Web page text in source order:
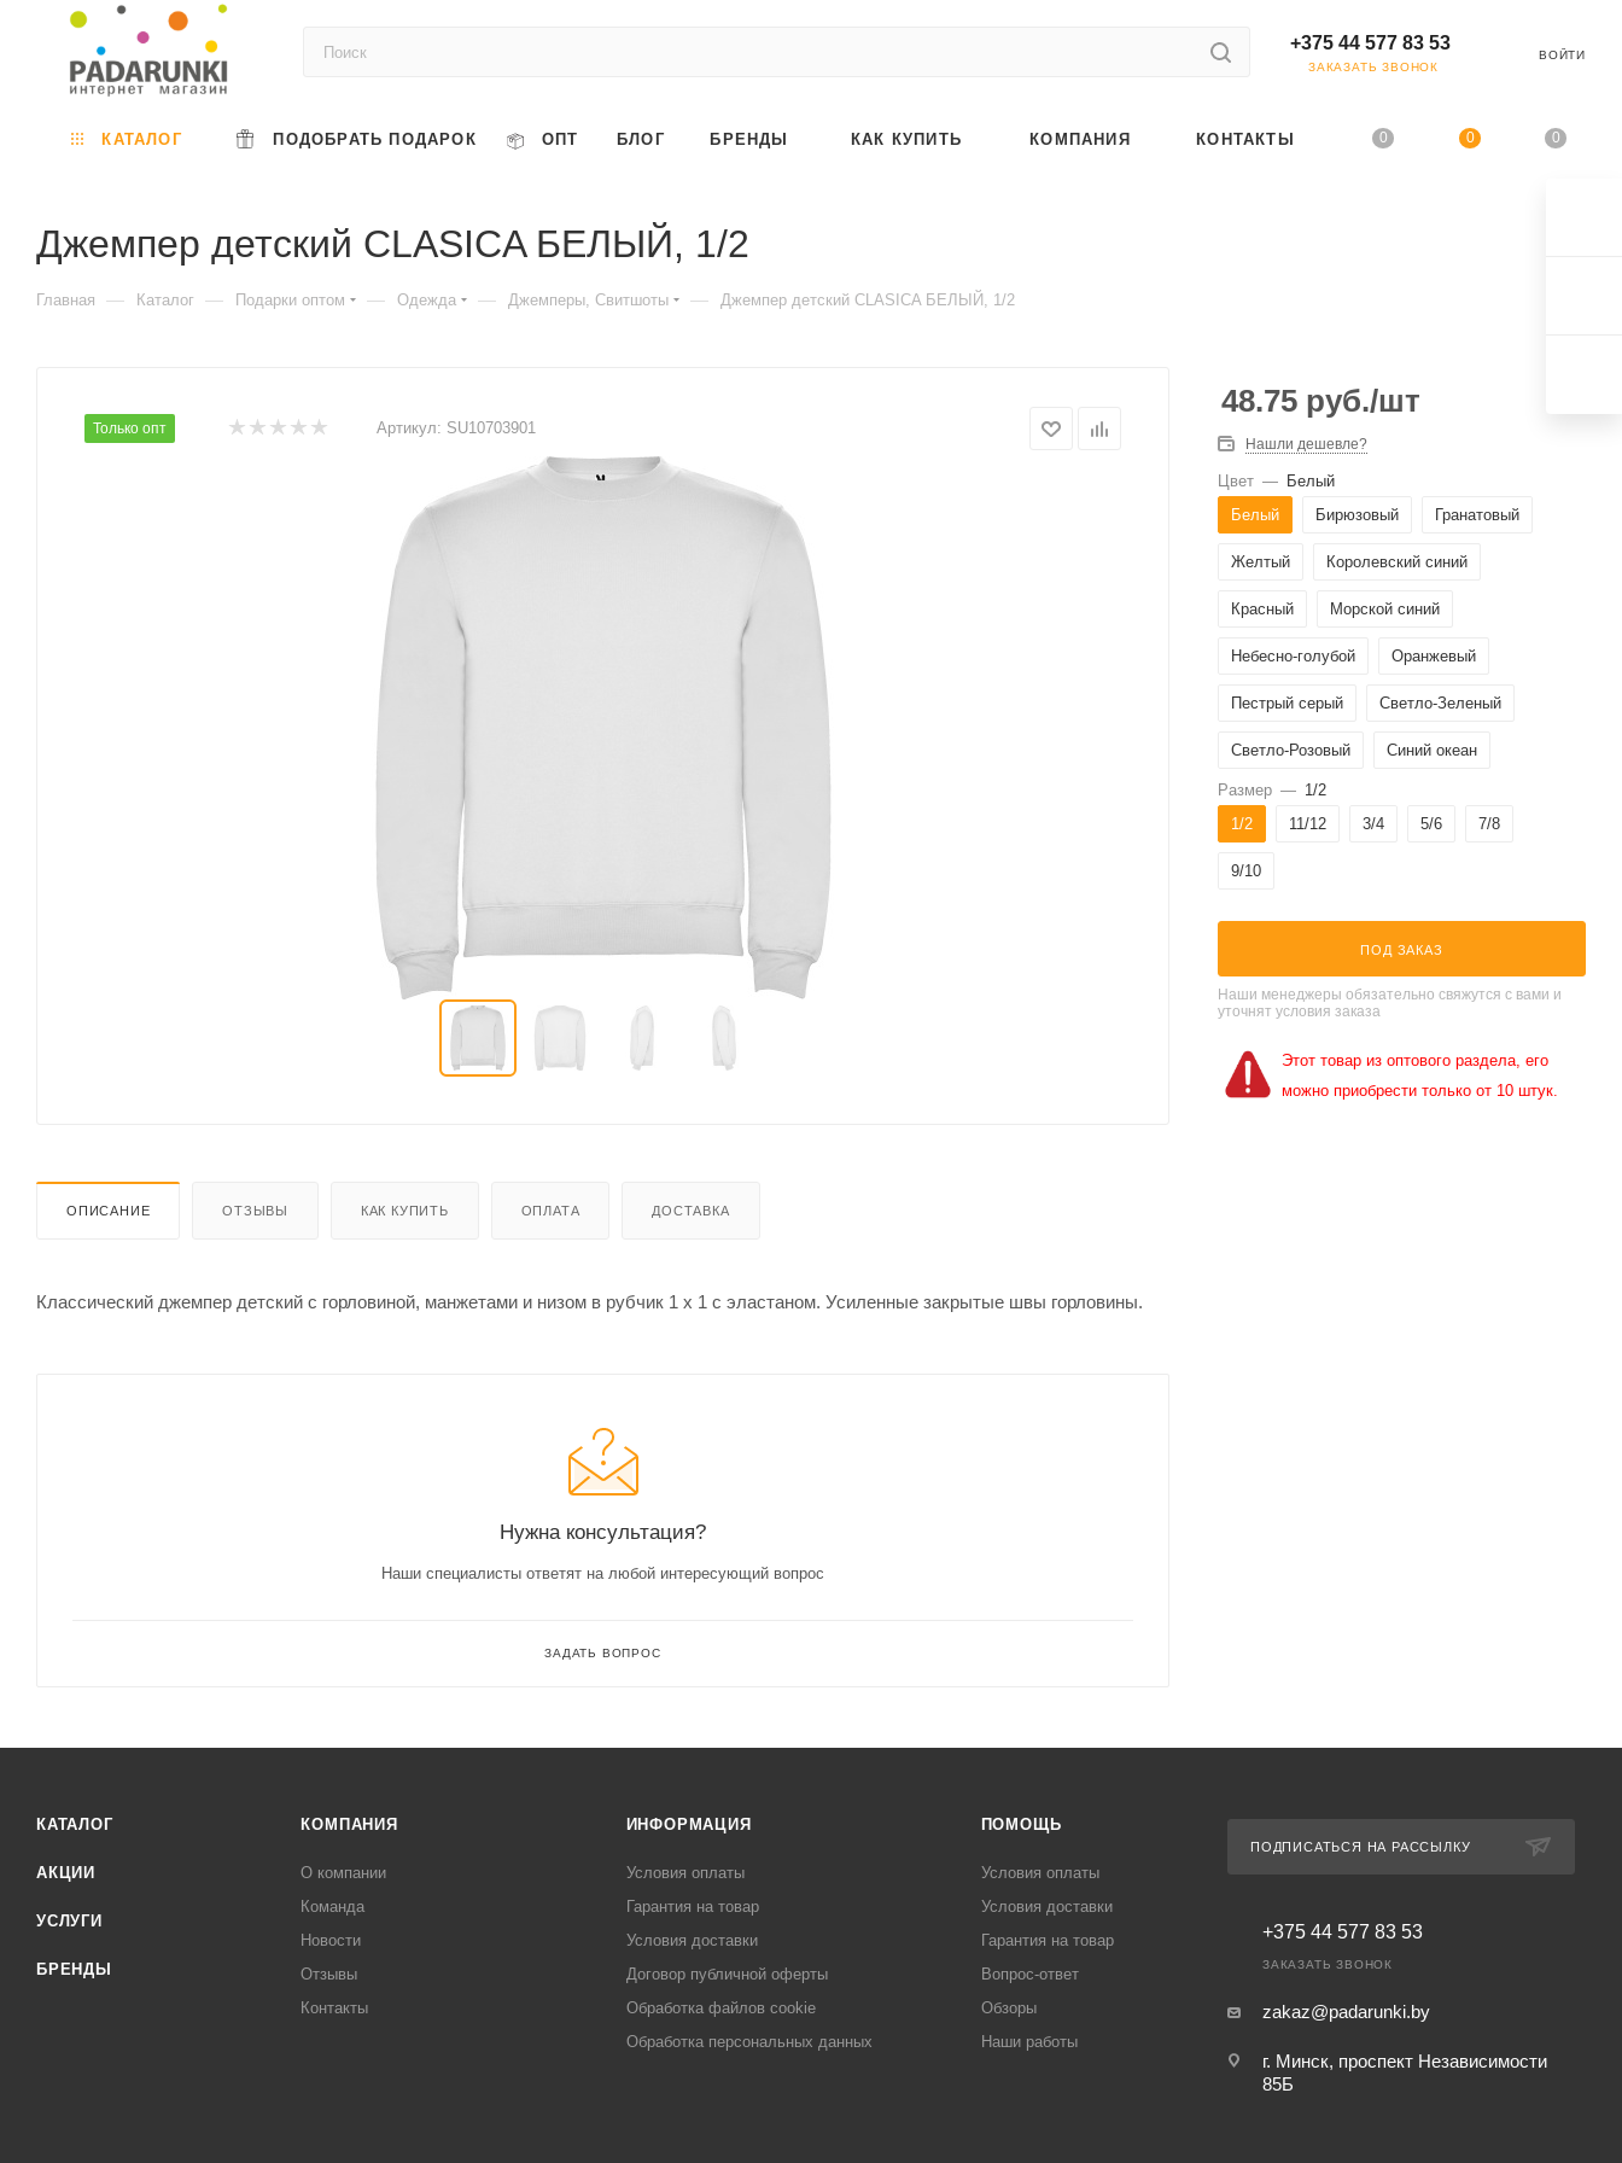
+375 44 577 83 53
ЗАКАЗАТЬ ЗВОНОК
ВОЙТИ
0 0 0
КАТАЛОГ ПОДОБРАТЬ ПОДАРОК ОПТ БЛОГ БРЕНДЫ КАК КУПИТЬ КОМПАНИЯ КОНТАКТЫ
Джемпер детский CLASICA БЕЛЫЙ, 1/2
Главная — Каталог — Подарки оптом — Одежда — Джемперы, Свитшоты — Джемпер детский CLASICA БЕЛЫЙ, 1/2
Только опт Артикул: SU10703901
ОПИСАНИЕ ОТЗЫВЫ КАК КУПИТЬ ОПЛАТА ДОСТАВКА
Классический джемпер детский с горловиной, манжетами и низом в рубчик 1 x 1 с эластаном. Усиленные закрытые швы горловины.
Нужна консультация?
Наши специалисты ответят на любой интересующий вопрос
ЗАДАТЬ ВОПРОС
48.75 руб./шт
Нашли дешевле?
Цвет — Белый
Белый
Бирюзовый Гранатовый
Желтый Королевский синий
Красный Морской синий
Небесно-голубой Оранжевый
Пестрый серый Светло-Зеленый
Светло-Розовый Синий океан
Темно-Розовый
Ярко-зеленый
Размер — 1/2
1/2
11/12 3/4 5/6 7/8
9/10
ПОД ЗАКАЗ
Наши менеджеры обязательно свяжутся с вами и
уточнят условия заказа
Этот товар из оптового раздела, его
можно приобрести только от 10 штук.
КАТАЛОГ
АКЦИИ
УСЛУГИ
БРЕНДЫ
КОМПАНИЯ
О компании
Команда
Новости
Отзывы
Контакты
ИНФОРМАЦИЯ
Условия оплаты
Гарантия на товар
Условия доставки
Договор публичной оферты
Обработка файлов cookie
Обработка персональных данных
ПОМОЩЬ
Условия оплаты
Условия доставки
Гарантия на товар
Вопрос-ответ
Обзоры
Наши работы
ПОДПИСАТЬСЯ НА РАССЫЛКУ
+375 44 577 83 53
ЗАКАЗАТЬ ЗВОНОК
zakaz@padarunki.by
г. Минск, проспект Независимости
85Б